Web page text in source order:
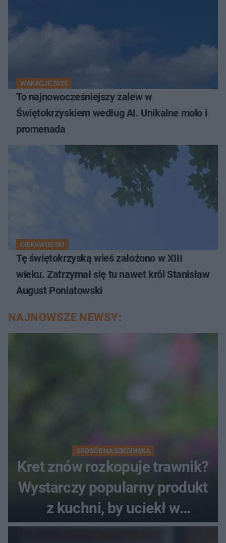
WAKACJE 2026
To najnowocześniejszy zalew w
Świętokrzyskiem według AI. Unikalne molo i
promenada
CIEKAWOSTKI
Tę świętokrzyską wieś założono w XIII
wieku. Zatrzymał się tu nawet król Stanisław
August Poniatowski
NAJNOWSZE NEWSY:
SPOSÓB NA SZKODNIKA
Kret znów rozkopuje trawnik?
Wystarczy popularny produkt
z kuchni, by uciekł w
popłochu